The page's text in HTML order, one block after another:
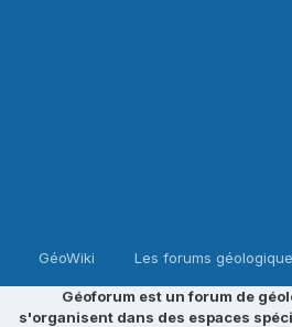
GéoWiki Les forums
Géoforum est un forum de
s'organisent dans des espaces